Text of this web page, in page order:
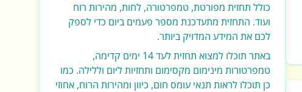
כולל תחזית מפורטת, טמפרטורה, לחות, מהירות רוח
ועוד. התחזית מתעדכנת מספר פעמים ביום כדי לספק
לכם את המידע המדויק ביותר.
באתר תוכלו למצוא תחזית לעד 14 ימים קדימה,
טמפרטורות מינימום מקסימום ותחזיות ליום וללילה. כמו
כן תוכלו לראות תנאי עומס חום, כיוון ומהירות הרוח, אחוזי